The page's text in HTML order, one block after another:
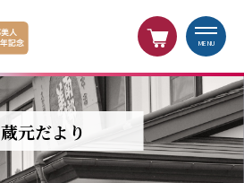
MENU
蔵元だより